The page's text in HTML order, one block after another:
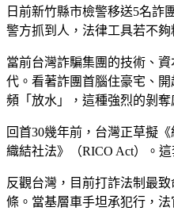
日前新竹縣市檢警移送5名詐
警方抓到人，法律工具若不
當前台灣詐騙集團的技術、
代。看著詐團首腦住豪宅、
頻「放水」，這種強烈的剝
回首30幾年前，台灣正草擬
織結社法》（RICO Act）。
反觀台灣，目前打詐法制最
條。當基層車手坦承犯行，